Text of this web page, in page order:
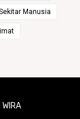
Manusia